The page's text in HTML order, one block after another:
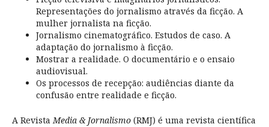
Representações do jornalismo através da ficção. A
mulher jornalista na ficção.
Jornalismo cinematográfico. Estudos de caso. A
adaptação do jornalismo à ficção.
Mostrar a realidade. O documentário e o ensaio
audiovisual.
Os processos de recepção: audiências diante da
confusão entre realidade e ficção.
A Revista Media & Jornalismo(RMJ) é uma revista científica